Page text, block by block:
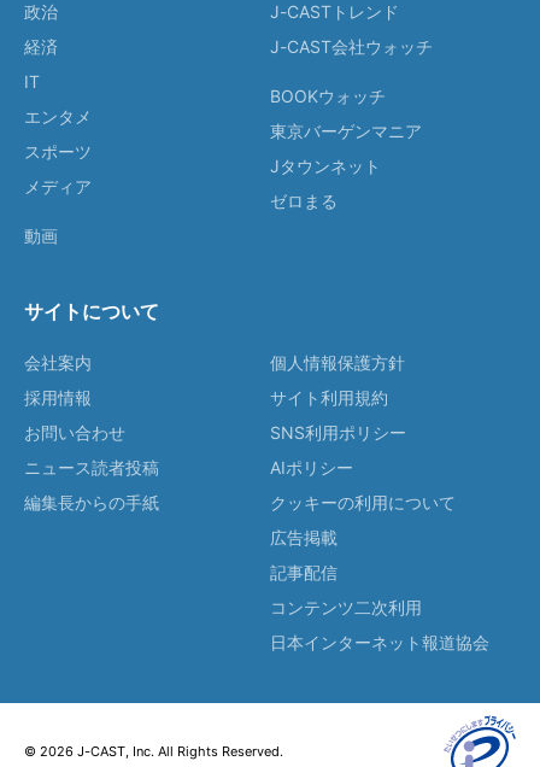
政治
経済
IT
エンタメ
スポーツ
メディア
動画
J-CASTトレンド
J-CAST会社ウォッチ
BOOKウォッチ
東京バーゲンマニア
Jタウンネット
ゼロまる
サイトについて
会社案内
採用情報
お問い合わせ
ニュース読者投稿
編集長からの手紙
個人情報保護方針
サイト利用規約
SNS利用ポリシー
AIポリシー
クッキーの利用について
広告掲載
記事配信
コンテンツ二次利用
日本インターネット報道協会
© 2026 J-CAST, Inc. All Rights Reserved.